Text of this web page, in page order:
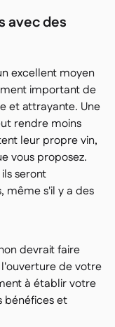
avec des
excellent moyen
important de
et attrayante. Une
rendre moins
leur propre vin,
vous proposez.
seront
même s'il y a des
devrait faire
de votre
à établir votre
bénéfices et